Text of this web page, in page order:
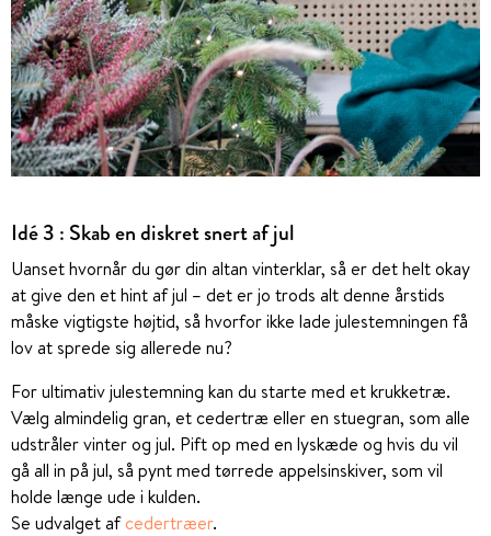
Idé 3 : Skab en diskret snert af jul
Uanset hvornår du gør din altan vinterklar, så er det helt okay
at give den et hint af jul – det er jo trods alt denne årstids
måske vigtigste højtid, så hvorfor ikke lade julestemningen få
lov at sprede sig allerede nu?
For ultimativ julestemning kan du starte med et krukketræ.
Vælg almindelig gran, et cedertræ eller en stuegran, som alle
udstråler vinter og jul. Pift op med en lyskæde og hvis du vil
gå all in på jul, så pynt med tørrede appelsinskiver, som vil
holde længe ude i kulden.
Se udvalget afcedertræer.